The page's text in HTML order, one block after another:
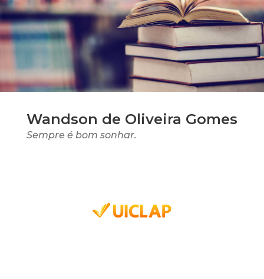
Wandson de Oliveira Gomes
Sempre é bom sonhar.